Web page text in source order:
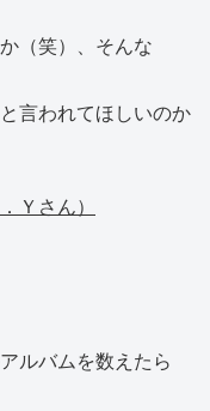
（笑）、そんな
言われてほしいのか
Ｙさん）
ルバムを数えたら